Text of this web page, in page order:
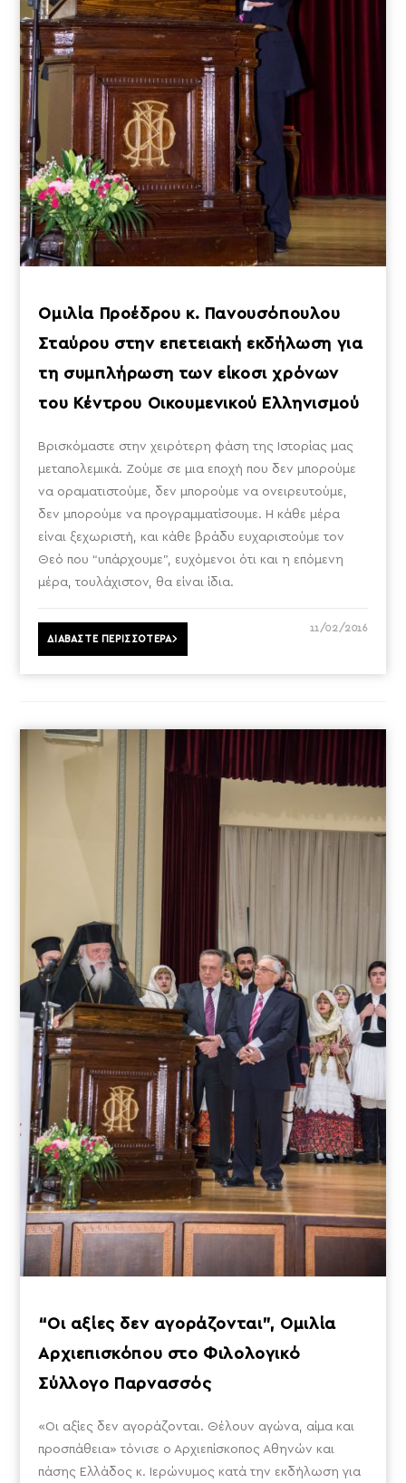
Ομιλία Προέδρου κ. Πανουσόπουλου
Σταύρου στην επετειακή εκδήλωση για
τη συμπλήρωση των είκοσι χρόνων
του Κέντρου Οικουμενικού Ελληνισμού
Βρισκόμαστε στην χειρότερη φάση της Ιστορίας μας
μεταπολεμικά. Ζούμε σε μια εποχή που δεν μπορούμε
να οραματιστούμε, δεν μπορούμε να ονειρευτούμε,
δεν μπορούμε να προγραμματίσουμε. Η κάθε μέρα
είναι ξεχωριστή, και κάθε βράδυ ευχαριστούμε τον
Θεό που “υπάρχουμε”, ευχόμενοι ότι και η επόμενη
μέρα, τουλάχιστον, θα είναι ίδια.
ΔΙΑΒΑΣΤΕ ΠΕΡΙΣΣΟΤΕΡΑ
11/02/2016
“Οι αξίες δεν αγοράζονται”, Ομιλία
Αρχιεπισκόπου στο Φιλολογικό
Σύλλογο Παρνασσός
«Οι αξίες δεν αγοράζονται. Θέλουν αγώνα, αίμα και
προσπάθεια» τόνισε ο Αρχιεπίσκοπος Αθηνών και
πάσης Ελλάδος κ. Ιερώνυμος κατά την εκδήλωση για